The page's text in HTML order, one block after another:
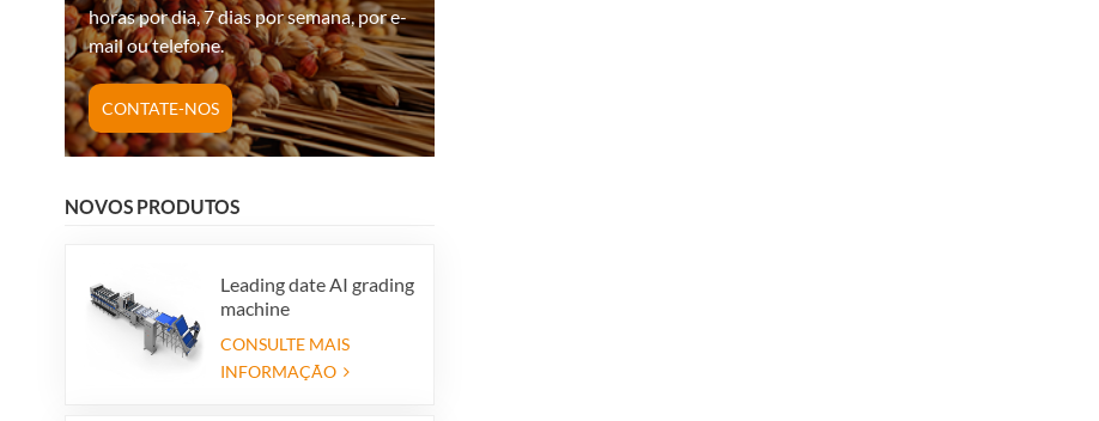
horas por dia, 7 dias por semana, por e-
mail ou telefone.
CONTATE-NOS
NOVOS PRODUTOS
Leading date AI grading
machine
CONSULTE MAIS
INFORMAÇÃO